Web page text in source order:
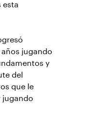
esta
jugando
y
del
que le
jugando